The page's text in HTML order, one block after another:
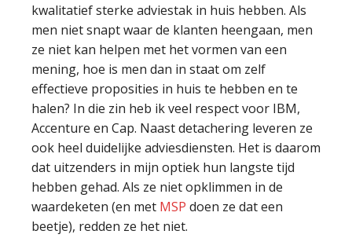
kwalitatief sterke adviestak in huis hebben. Als
men niet snapt waar de klanten heengaan, men
ze niet kan helpen met het vormen van een
mening, hoe is men dan in staat om zelf
effectieve proposities in huis te hebben en te
halen? In die zin heb ik veel respect voor IBM,
Accenture en Cap. Naast detachering leveren ze
ook heel duidelijke adviesdiensten. Het is daarom
dat uitzenders in mijn optiek hun langste tijd
hebben gehad. Als ze niet opklimmen in de
waardeketen (en met MSP doen ze dat een
beetje), redden ze het niet.